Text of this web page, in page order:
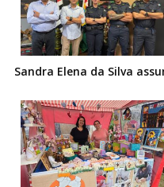
Sandra Elena da Silva